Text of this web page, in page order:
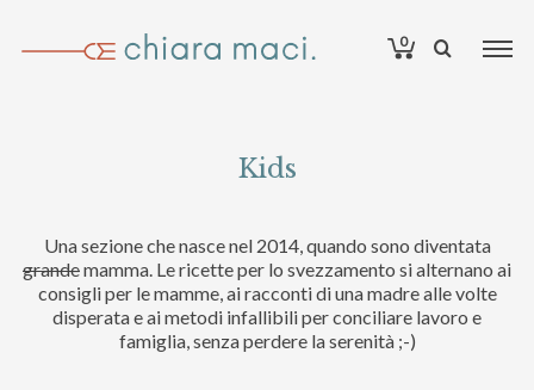
0
Kids
Una sezione che nasce nel 2014, quando sono diventata
grandemamma. Le ricette per lo svezzamento si alternano ai
consigli per le mamme, ai racconti di una madre alle volte
disperata e ai metodi infallibili per conciliare lavoro e
famiglia, senza perdere la serenità ;-)